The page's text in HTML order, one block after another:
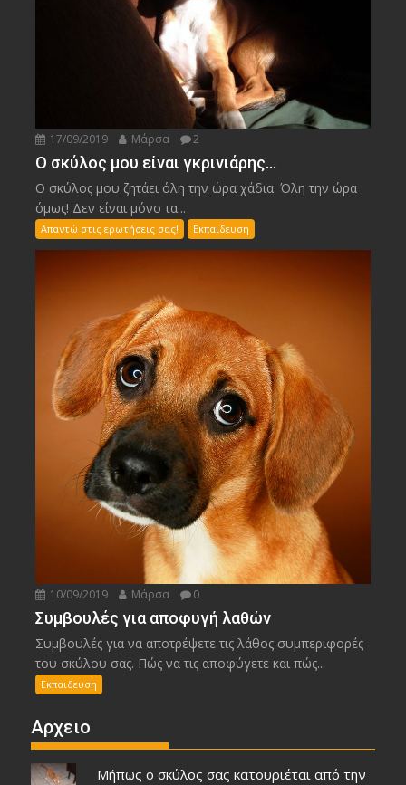
17/09/2019 Μάρσα 2
Ο σκύλος μου είναι γκρινιάρης…
Ο σκύλος μου ζητάει όλη την ώρα χάδια. Όλη την ώρα
όμως! Δεν είναι μόνο τα...
Απαντώ στις ερωτήσεις σας! Εκπαιδευση
10/09/2019 Μάρσα 0
Συμβουλές για αποφυγή λαθών
Συμβουλές για να αποτρέψετε τις λάθος συμπεριφορές
του σκύλου σας. Πώς να τις αποφύγετε και πώς...
Εκπαιδευση
Αρχειο
Μήπως ο σκύλος σας κατουριέται από την